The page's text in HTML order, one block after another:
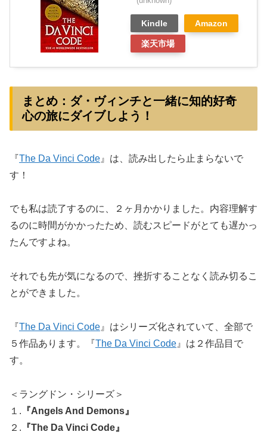
Kindle Amazon
楽天市場
まとめ：ダ・ヴィンチと一緒に知的好奇
心の旅にダイブしよう！
『The Da Vinci Code 』は、読み出したら止まらないで
す！
でも私は読了するのに、２ヶ月かかりました。内容理解す
るのに時間がかかったため、読むスピードがとても遅かっ
たんですよね。
それでも先が気になるので、挫折することなく読み切るこ
とができました。
『The Da Vinci Code 』はシリーズ化されていて、全部で
５作品あります。『The Da Vinci Code 』は２作品目で
す。
＜ラングドン・シリーズ＞
１. 『Angels And Demons』
２. 『The Da Vinci Code』